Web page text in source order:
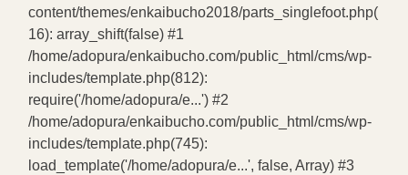
content/themes/enkaibucho2018/parts_singlefoot.php(
16): array_shift(false) #1
/home/adopura/enkaibucho.com/public_html/cms/wp-
includes/template.php(812):
require('/home/adopura/e...') #2
/home/adopura/enkaibucho.com/public_html/cms/wp-
includes/template.php(745):
load_template('/home/adopura/e...', false, Array) #3